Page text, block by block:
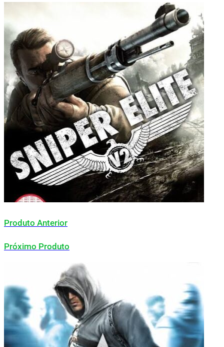
Produto Anterior
Próximo Produto